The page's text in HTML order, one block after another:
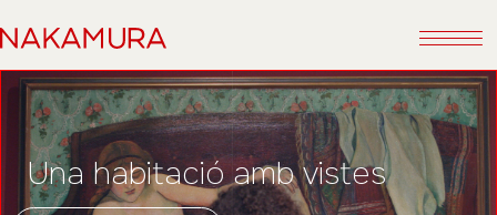
Una habitació amb vistes